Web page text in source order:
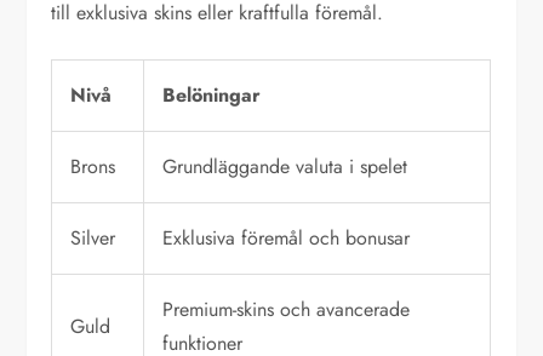
till exklusiva skins eller kraftfulla föremål.
Nivå Belöningar
Brons Grundläggande valuta i spelet
Silver Exklusiva föremål och bonusar
Guld
Premium-skins och avancerade
funktioner